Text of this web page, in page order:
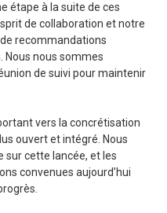
étape à la suite de ces
de collaboration et notre
recommandations
Nous nous sommes
de suivi pour maintenir
vers la concrétisation
ouvert et intégré. Nous
sur cette lancée, et les
convenues aujourd’hui